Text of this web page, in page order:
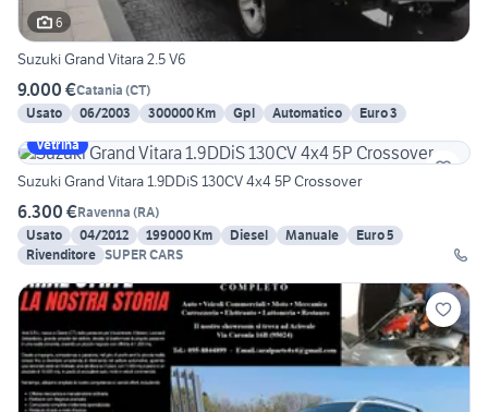
6
Suzuki Grand Vitara 2.5 V6
9.000 €Catania (CT)
Usato
06/2003 300000 Km Gpl Automatico
Euro 3
Vetrina
Suzuki Grand Vitara 1.9DDiS 130CV 4x4 5P Crossover
6.300 €Ravenna (RA)
Usato
04/2012 199000 Km Diesel Manuale
Euro 5
Rivenditore SUPER CARS